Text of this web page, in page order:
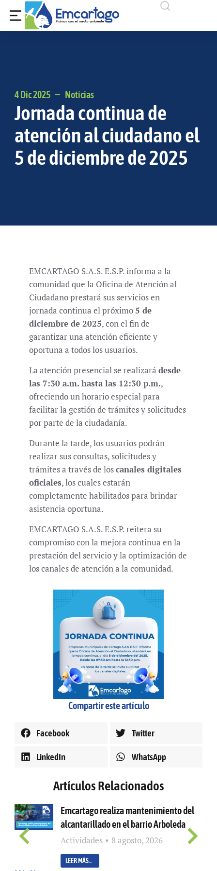
4 Dic 2025 Noticias
Jornada continua de
atención al ciudadano el
5 de diciembre de 2025
EMCARTAGO S.A.S. E.S.P. informa a la
comunidad que la Oficina de Atención al
Ciudadano prestará sus servicios en
jornada continua el próximo5 de
diciembre de 2025, con el fin de
garantizar una atención eficiente y
oportuna a todos los usuarios.
La atención presencial se realizará desde
las 7:30 a.m. hasta las 12:30 p.m.,
ofreciendo un horario especial para
facilitar la gestión de trámites y solicitudes
por parte de la ciudadanía.
Durante la tarde, los usuarios podrán
realizar sus consultas, solicitudes y
trámites a través de loscanales digitales
oficiales, los cuales estarán
completamente habilitados para brindar
asistencia oportuna.
EMCARTAGO S.A.S. E.S.P. reitera su
compromiso con la mejora continua en la
prestación del servicio y la optimización de
los canales de atención a la comunidad.
Compartir este artículo
Facebook Twitter
LinkedIn WhatsApp
Artículos Relacionados
Emcartago realiza mantenimiento del
alcantarillado en el barrio Arboleda
Actividades
8 agosto, 2026
LEER MÁS...